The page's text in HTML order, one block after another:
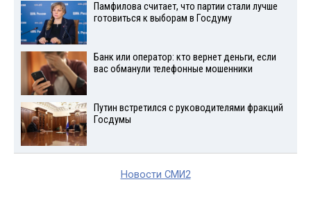
Памфилова считает, что партии стали лучше
готовиться к выборам в Госдуму
Банк или оператор: кто вернет деньги, если
вас обманули телефонные мошенники
Путин встретился с руководителями фракций
Госдумы
Новости СМИ2